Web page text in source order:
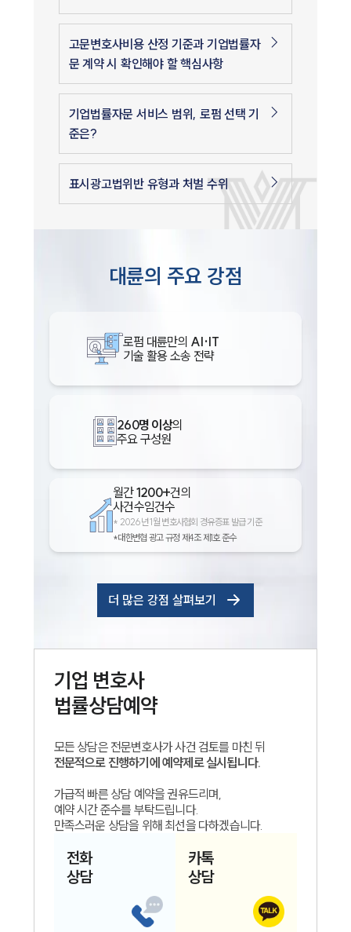
고문변호사비용 산정 기준과 기업법률자
문 계약 시 확인해야 할 핵심사항
기업법률자문 서비스 범위, 로펌 선택 기
준은?
표시광고법위반 유형과 처벌 수위
대륜의 주요 강점
로펌 대륜만의 AI·IT
기술 활용 소송 전략
260명 이상의
주요 구성원
월간1200+건의
사건수임건수
* 2026년 1월 변호사협회 경유증표 발급 기준
*대한변협 광고 규정 제4조 제1호 준수
더 많은 강점 살펴보기
기업 변호사
법률상담예약
모든 상담은 전문변호사가 사건 검토를 마친 뒤
전문적으로 진행하기에 예약제로 실시됩니다.
가급적 빠른 상담 예약을 권유드리며,
예약 시간 준수를 부탁드립니다.
만족스러운 상담을 위해 최선을 다하겠습니다.
전화
상담
카톡
상담